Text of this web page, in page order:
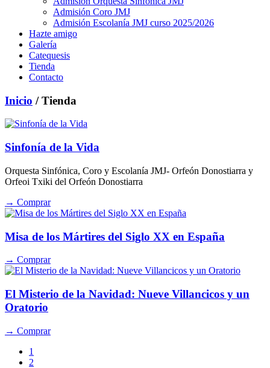
Admisión Coro JMJ
Admisión Escolanía JMJ curso 2025/2026
Hazte amigo
Galería
Catequesis
Tienda
Contacto
Inicio / Tienda
Sinfonía de la Vida
Orquesta Sinfónica, Coro y Escolanía JMJ- Orfeón Donostiarra y
Orfeoi Txiki del Orfeón Donostiarra
→ Comprar
Misa de los Mártires del Siglo XX en España
→ Comprar
El Misterio de la Navidad: Nueve Villancicos y un
Oratorio
→ Comprar
1
2